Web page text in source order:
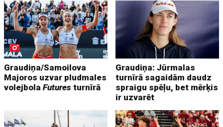
Graudiņa/Samoilova
Majoros uzvar pludmales
volejbolaFutures turnīrā
Graudiņa: Jūrmalas
turnīrā sagaidām daudz
spraigu spēļu, bet mērķis
ir uzvarēt